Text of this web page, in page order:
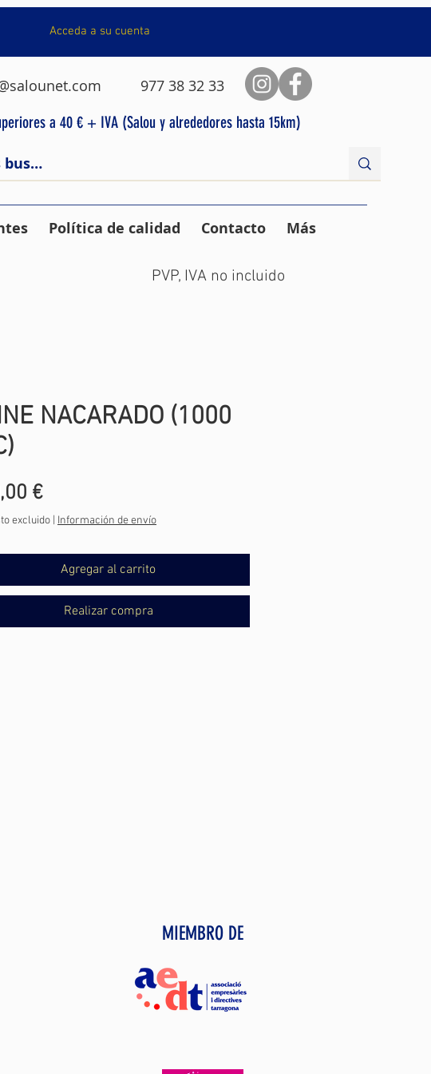
Acceda a su cuenta
977 38 32 33
a 40 € + IVA (Salou y alrededores hasta 15km)
Política de calidad Contacto Más
PVP, IVA no incluido
NACARADO (1000
€Precio
excluido Información de envío
Agregar al carrito
Realizar compra
MIEMBRO DE